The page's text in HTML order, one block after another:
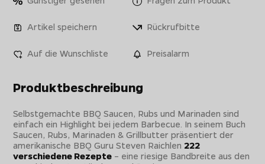
Artikel speichern Rückrufbitte
Auf die Wunschliste Preisalarm
Produktbeschreibung
Selbstgemachte BBQ Saucen, Rubs und Marinaden sind
einfach ein Highlight bei jedem Barbecue. In seinem Buch
Saucen, Rubs, Marinaden & Grillbutter präsentiert der
amerikanische BBQ Guru Steven Raichlen 222
verschiedene Rezepte – eine riesige Bandbreite aus den